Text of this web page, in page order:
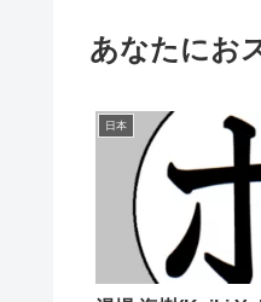
あなたにお
日本